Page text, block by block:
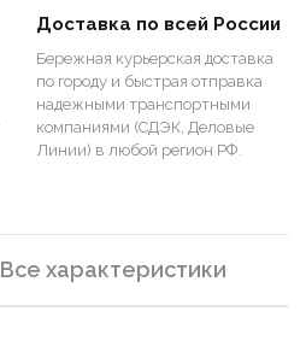
Доставка по всей России
Бережная курьерская доставка
по городу и быстрая отправка
надежными транспортными
компаниями (СДЭК, Деловые
Линии) в любой регион РФ.
Все характеристики